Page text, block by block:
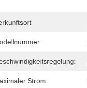
Strom: